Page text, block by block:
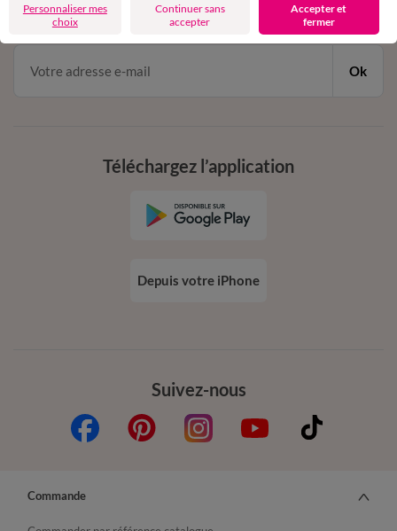
dès 20€ d’achat
conditions dans votre email de confirmation
Ok
Suivez-nous
Téléchargez l’application
Depuis votre iPhone
Commande
Personnaliser mes
choix
Continuer sans
accepter
Accepter et
fermer